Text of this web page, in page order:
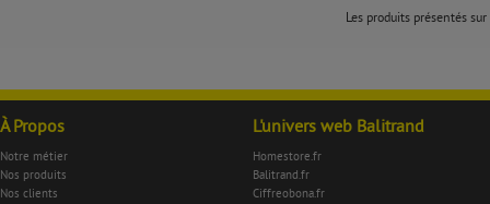
Les produits présentés
À Propos
Notre métier
Nos produits
Nos clients
L'univers web Balitrand
Homestore.fr
Balitrand.fr
Ciffreobona.fr